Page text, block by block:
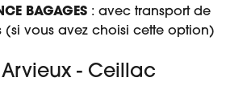
BAGAGES : avec transport de
(si vous avez choisi cette option)
- Ceillac